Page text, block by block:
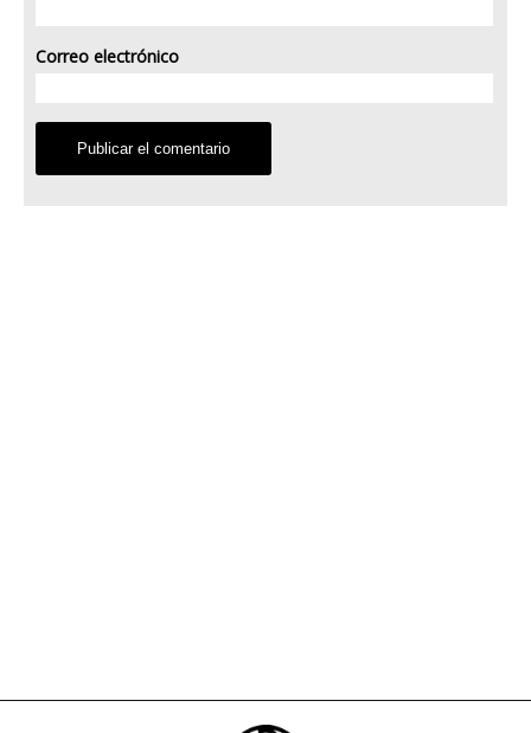
Correo electrónico